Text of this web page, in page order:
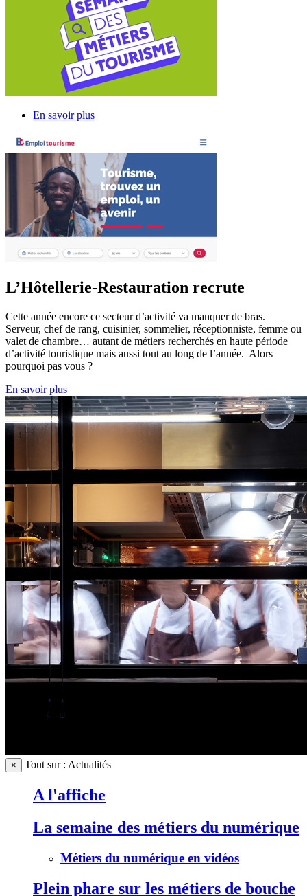
En savoir plus
L’Hôtellerie-Restauration recrute
Cette année encore ce secteur d’activité va manquer de bras.
Serveur, chef de rang, cuisinier, sommelier, réceptionniste, femme ou
valet de chambre… autant de métiers recherchés en haute période
d’activité touristique mais aussi tout au long de l’année. Alors
pourquoi pas vous ?
En savoir plus
× Tout sur : Actualités
A l'affiche
La semaine des métiers du numérique
Métiers du numérique en vidéos
Plein phare sur les métiers de bouche